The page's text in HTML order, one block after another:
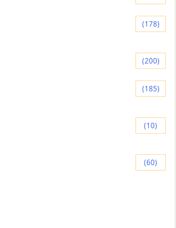
(178)
(200)
(185)
(10)
(60)